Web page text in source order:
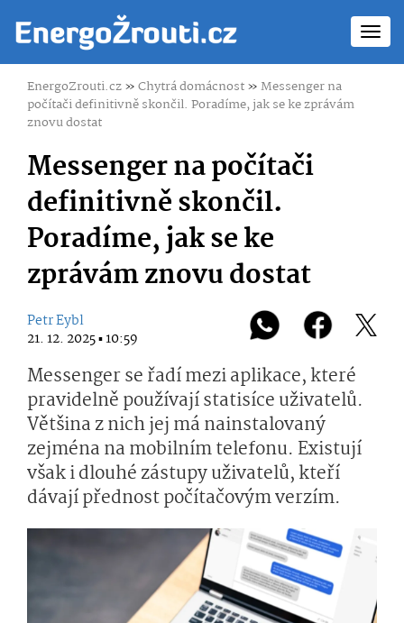
EnergoZrouti.cz»Chytrá domácnost»Messenger na
počítači definitivně skončil. Poradíme, jak se ke zprávám
znovu dostat
Messenger na počítači
definitivně skončil.
Poradíme, jak se ke
zprávám znovu dostat
Petr Eybl
21. 12. 2025 ▪ 10:59
Messenger se řadí mezi aplikace, které
pravidelně používají statisíce uživatelů.
Většina z nich jej má nainstalovaný
zejména na mobilním telefonu. Existují
však i dlouhé zástupy uživatelů, kteří
dávají přednost počítačovým verzím.